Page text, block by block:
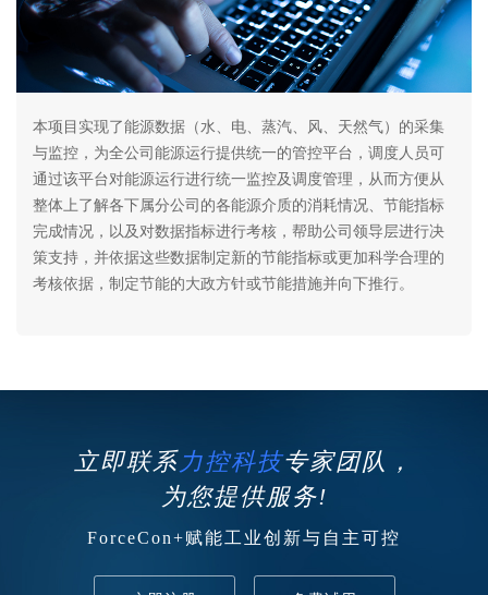
本项目实现了能源数据（水、电、蒸汽、风、天然气）的采集
与监控，为全公司能源运行提供统一的管控平台，调度人员可
通过该平台对能源运行进行统一监控及调度管理，从而方便从
整体上了解各下属分公司的各能源介质的消耗情况、节能指标
完成情况，以及对数据指标进行考核，帮助公司领导层进行决
策支持，并依据这些数据制定新的节能指标或更加科学合理的
考核依据，制定节能的大政方针或节能措施并向下推行。
立即联系 力控科技专家团队，
为您提供服务!
ForceCon+赋能工业创新与自主可控